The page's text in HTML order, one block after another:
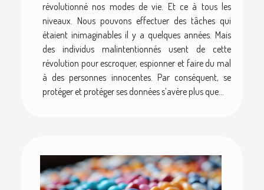
révolutionné nos modes de vie. Et ce à tous les
niveaux. Nous pouvons effectuer des tâches qui
étaient inimaginables il y a quelques années. Mais
des individus malintentionnés usent de cette
révolution pour escroquer, espionner et faire du mal
à des personnes innocentes. Par conséquent, se
protéger et protéger ses données s’avère plus que...